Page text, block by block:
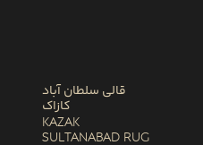
قالی سلطان آباد
کازاک
Kazak
Sultanabad Rug